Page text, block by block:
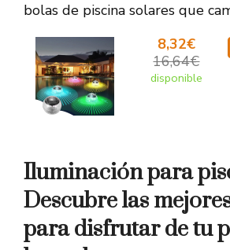
bolas de piscina solares que
8,32€
16,64€
disponible
Iluminación para
Descubre las
para disfrutar de tu